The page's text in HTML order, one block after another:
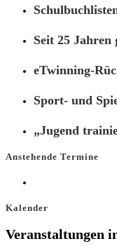
Seit 25 Jahren
eTwinning-
Sport- und
„Jugend
Anstehende Termine
Kalender
Veranstaltungen